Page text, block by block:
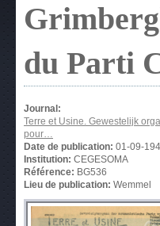
du Parti
Journal:
Terre et Usine. Gewestelijk
pour…
Date de publication: 01-09-
Institution: CEGESOMA
Référence: BG536
Lieu de publication: Wemmel